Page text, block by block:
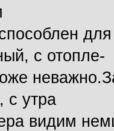
с отопле-
с утра
видим